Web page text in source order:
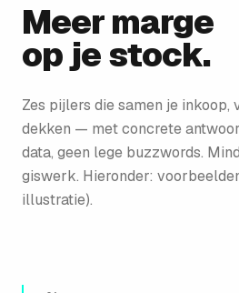
Meer marge
op je stock.
Zes pijlers die samen je inkoop,
dekken — met concrete
data, geen lege buzzwords.
giswerk. Hieronder:
illustratie).